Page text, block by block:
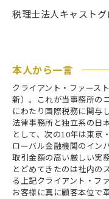
税理士法人キャスト
本人から一言
クライアント・ファース
新）。これが当事務所の
にわたり国際税務に関与
法律事務所と独立系の日
として、次の10年は東京
ローバル金融機関のイン
取引金額の高い厳しい実
とどめてきたのは社内の
る上記クライアント・フ
お客様に真に顧客本位で